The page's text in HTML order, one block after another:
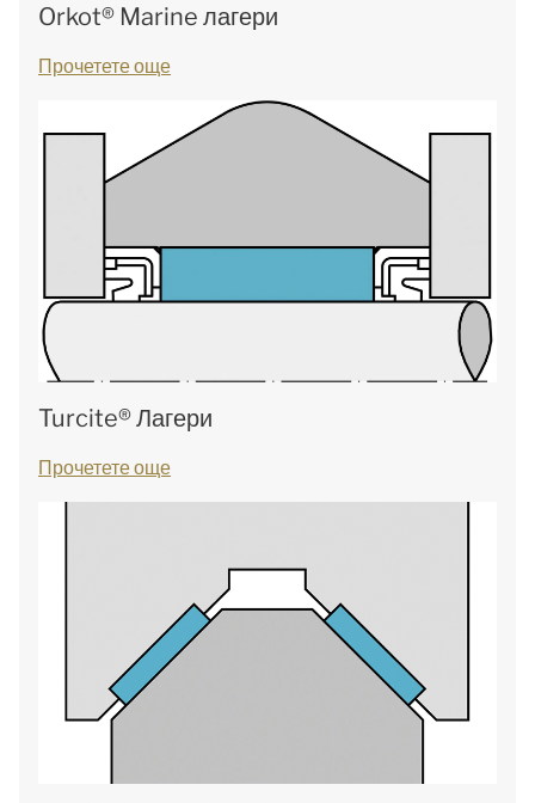
Orkot® Marine лагери
Прочетете още
Turcite® Лагери
Прочетете още